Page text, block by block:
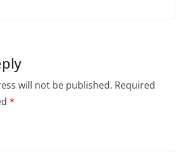
will not be published. Required
*